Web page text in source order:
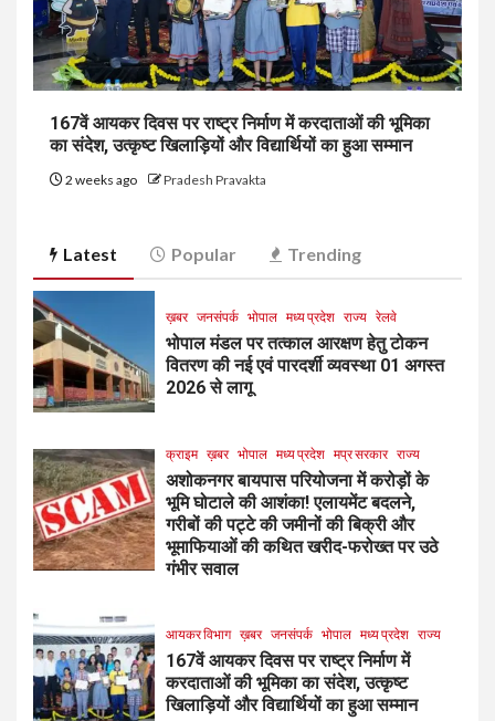
167वें आयकर दिवस पर राष्ट्र निर्माण में करदाताओं की भूमिका
का संदेश, उत्कृष्ट खिलाड़ियों और विद्यार्थियों का हुआ सम्मान
2 weeks ago Pradesh Pravakta
Latest Popular Trending
ख़बर जनसंपर्क भोपाल मध्य प्रदेश राज्य रेलवे
भोपाल मंडल पर तत्काल आरक्षण हेतु टोकन
वितरण की नई एवं पारदर्शी व्यवस्था 01 अगस्त
2026 से लागू
क्राइम ख़बर भोपाल मध्य प्रदेश मप्र सरकार राज्य
अशोकनगर बायपास परियोजना में करोड़ों के
भूमि घोटाले की आशंका! एलायमेंट बदलने,
गरीबों की पट्टे की जमीनों की बिक्री और
भूमाफियाओं की कथित खरीद-फरोख्त पर उठे
गंभीर सवाल
आयकर विभाग ख़बर जनसंपर्क भोपाल मध्य प्रदेश राज्य
167वें आयकर दिवस पर राष्ट्र निर्माण में
करदाताओं की भूमिका का संदेश, उत्कृष्ट
खिलाड़ियों और विद्यार्थियों का हुआ सम्मान